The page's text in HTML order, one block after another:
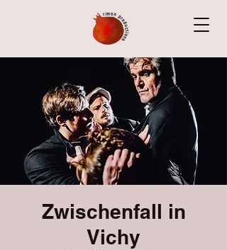
Zwischenfall in
Vichy